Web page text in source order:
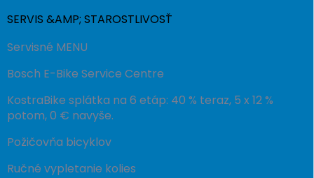
SERVIS &AMP; STAROSTLIVOSŤ
Servisné MENU
Bosch E-Bike Service Centre
KostraBike splátka na 6 etáp: 40 % teraz, 5 x 12 %
potom, 0 € navyše.
Požičovňa bicyklov
Ručné vypletanie kolies